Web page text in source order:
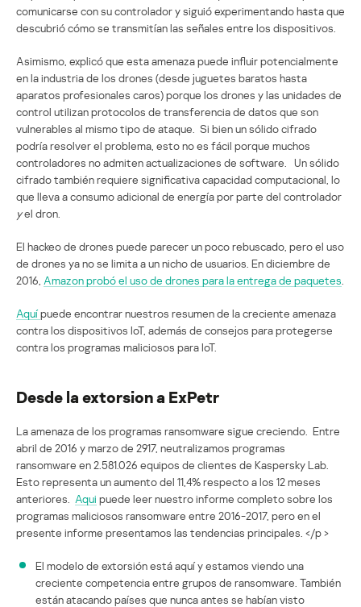
comunicarse con su controlador y siguió experimentando hasta que
descubrió cómo se transmitían las señales entre los dispositivos.
Asimismo, explicó que esta amenaza puede influir potencialmente
en la industria de los drones (desde juguetes baratos hasta
aparatos profesionales caros) porque los drones y las unidades de
control utilizan protocolos de transferencia de datos que son
vulnerables al mismo tipo de ataque. Si bien un sólido cifrado
podría resolver el problema, esto no es fácil porque muchos
controladores no admiten actualizaciones de software. Un sólido
cifrado también requiere significativa capacidad computacional, lo
que lleva a consumo adicional de energía por parte del controlador
yel dron.
El hackeo de drones puede parecer un poco rebuscado, pero el uso
de drones ya no se limita a un nicho de usuarios. En diciembre de
2016, Amazon probó el uso de drones para la entrega de paquetes
Aquípuede encontrar nuestros resumen de la creciente amenaza
contra los dispositivos IoT, además de consejos para protegerse
contra los programas maliciosos para IoT.
Desde la extorsion a ExPetr
La amenaza de los programas ransomware sigue creciendo. Entre
abril de 2016 y marzo de 2917, neutralizamos programas
ransomware en 2.581.026 equipos de clientes de Kaspersky Lab.
Esto representa un aumento del 11,4% respecto a los 12 meses
anteriores. Aqui puede leer nuestro informe completo sobre los
programas maliciosos ransomware entre 2016-2017, pero en el
presente informe presentamos las tendencias principales. </p >
El modelo de extorsión está aquí y estamos viendo una
creciente competencia entre grupos de ransomware. También
están atacando países que nunca antes se habían visto